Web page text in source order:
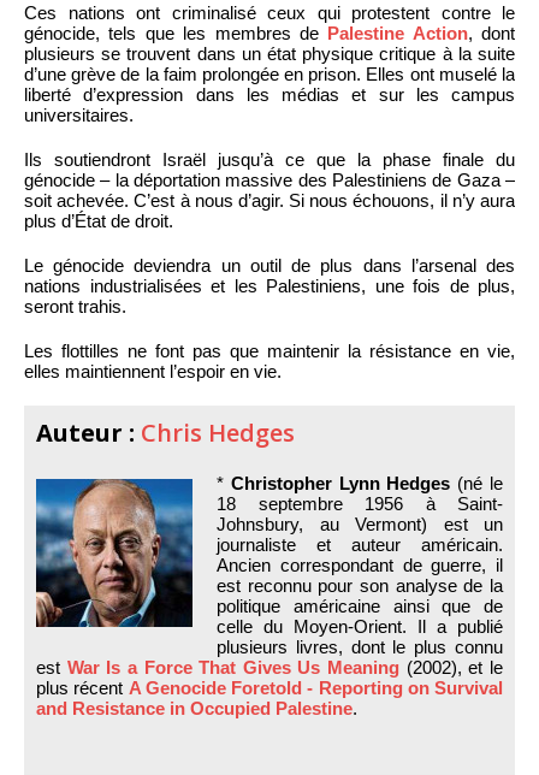
Ces nations ont criminalisé ceux qui protestent contre le
génocide, tels que les membres de Palestine Action, dont
plusieurs se trouvent dans un état physique critique à la suite
d’une grève de la faim prolongée en prison. Elles ont muselé la
liberté d’expression dans les médias et sur les campus
universitaires.
Ils soutiendront Israël jusqu’à ce que la phase finale du
génocide – la déportation massive des Palestiniens de Gaza –
soit achevée. C’est à nous d’agir. Si nous échouons, il n’y aura
plus d’État de droit.
Le génocide deviendra un outil de plus dans l’arsenal des
nations industrialisées et les Palestiniens, une fois de plus,
seront trahis.
Les flottilles ne font pas que maintenir la résistance en vie,
elles maintiennent l’espoir en vie.
Auteur : Chris Hedges
* Christopher Lynn Hedges (né le
18 septembre 1956 à Saint-
Johnsbury, au Vermont) est un
journaliste et auteur américain.
Ancien correspondant de guerre, il
est reconnu pour son analyse de la
politique américaine ainsi que de
celle du Moyen-Orient. Il a publié
plusieurs livres, dont le plus connu
est War Is a Force That Gives Us Meaning (2002), et le
plus récent A Genocide Foretold - Reporting on Survival
and Resistance in Occupied Palestine.